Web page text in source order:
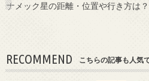
ナメック星の距離・位置や行き方は
RECOMMEND こちらの記事も人気で